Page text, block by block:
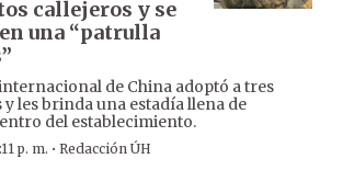
callejeros y se
una “patrulla
de China adoptó a tres
les brinda una estadía llena de
del establecimiento.
p. m. · Redacción ÚH